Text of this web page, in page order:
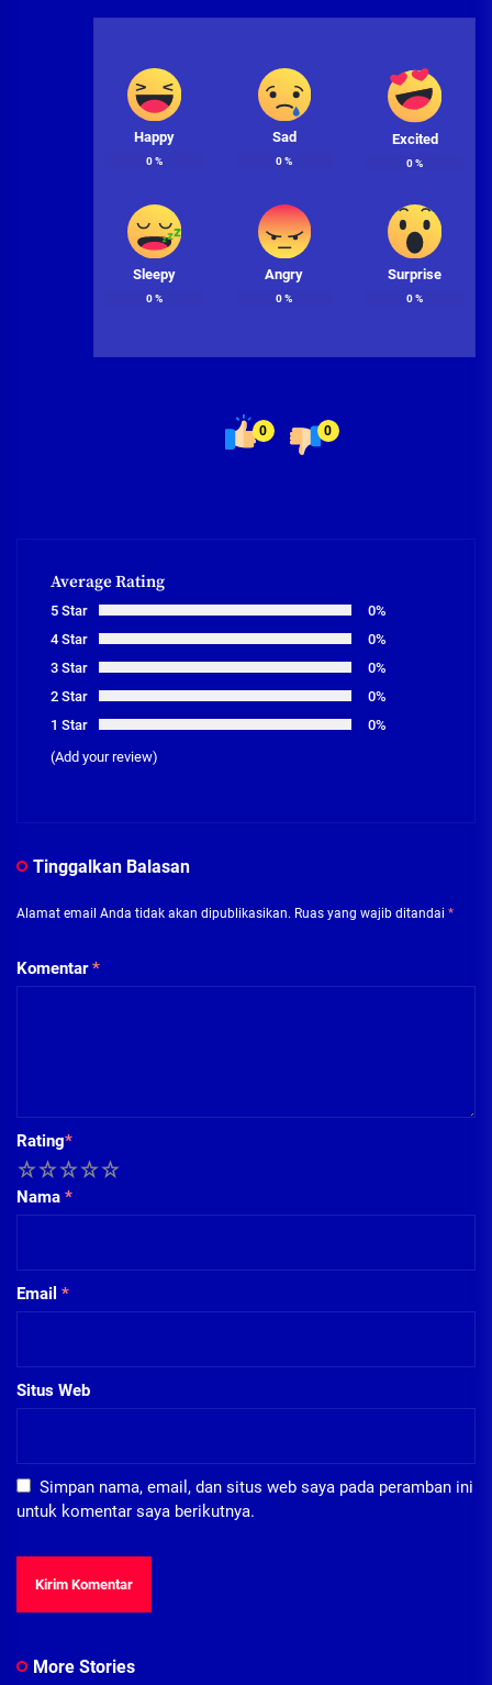
Happy
0%
Sad
0%
Excited
0%
Sleepy
0%
Angry
0%
Surprise
0%
0 0
Average Rating
5 Star
0%
4 Star
0%
3 Star
0%
2 Star
0%
1 Star
0%
(Add your review)
Tinggalkan Balasan
Alamat email Anda tidak akan dipublikasikan. Ruas yang wajib ditandai *
Komentar*
Rating*
5
4
3
2
Nama *
Email *
Situs Web
Simpan nama, email, dan situs web saya pada peramban ini
untuk komentar saya berikutnya.
More Stories